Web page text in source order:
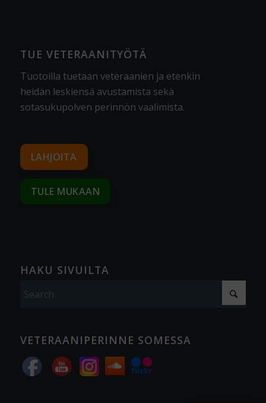
TUE VETERAANITYÖTÄ
Tuotoilla tuetaan veteraanien ja etenkin
heidän leskiensä avustamista sekä
sotasukupolven perinnön vaalimista.
LAHJOITA
TULE MUKAAN
HAKU SIVUILTA
VETERAANIPERINNE SOMESSA